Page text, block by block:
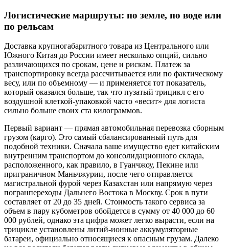
Логистические маршруты: по земле, по воде или
по рельсам
Доставка крупногабаритного товара из Центрального или
Южного Китая до России имеет несколько опций, сильно
различающихся по срокам, цене и рискам. Платеж за
транспортировку всегда рассчитывается или по фактическому
весу, или по объемному — и применяется тот показатель,
который оказался больше, так что пузатый трицикл с его
воздушной клеткой-упаковкой часто «весит» для логиста
сильно больше своих ста килограммов.
Первый вариант — прямая автомобильная перевозка сборным
грузом (карго). Это самый сбалансированный путь для
подобной техники. Сначала ваше имущество едет китайским
внутренним транспортом до консолидационного склада,
расположенного, как правило, в Гуанчжоу, Пекине или
приграничном Маньчжурии, после чего отправляется
магистральной фурой через Казахстан или напрямую через
погранпереходы Дальнего Востока в Москву. Срок в пути
составляет от 20 до 35 дней. Стоимость такого сервиса за
объем в пару кубометров обойдется в сумму от 40 000 до 60
000 рублей, однако эта цифра может легко вырасти, если на
трицикле установлены литий-ионные аккумуляторные
батареи, официально относящиеся к опасным грузам. Далеко